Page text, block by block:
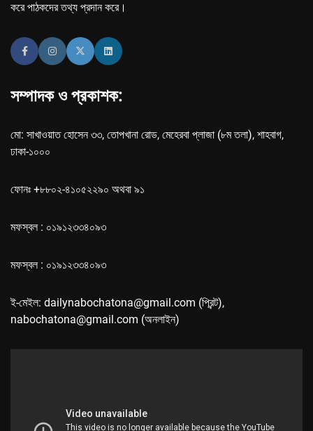
করে পাঠকদের তথ্য প্রদান করে।
সম্পাদক ও প্রকাশক:
মো: সাখাওয়াত হোসেন ৩৩, তোপখানা রোড, মেহেরবা প্লাজা (৮ম তলা), শাহবাগ,
ঢাকা-১০০০
ফোনঃ +৮৮০২-৪১০৫২২৯০ অথবা ৯১
মফস্বল : ০১৯১২৩৩৪০৯৩
মফস্বল : ০১৯১২৩৩৪০৯৩
ই-মেইল: dailynabochatona@gmail.com (প্রিন্ট),
nabochatona@gmail.com (অনলাইন)